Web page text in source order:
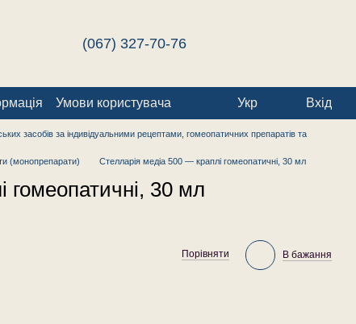
(067) 327-70-76
Умови користувача Укр Вхід
засобів за індивідуальними рецептами, гомеопатичних препаратів та
(монопрепарати) Стелларія медіа 500 — краплі гомеопатичні, 30 мл
гомеопатичні, 30 мл
Порівняти В бажання